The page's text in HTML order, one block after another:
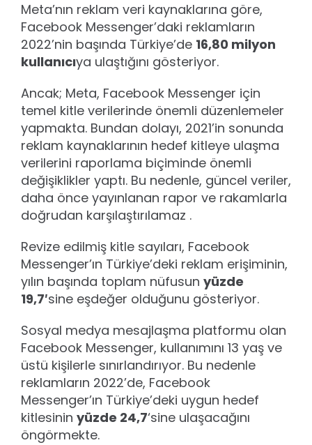
Meta’nın reklam veri kaynaklarına göre,
Facebook Messenger’daki reklamların
2022’nin başında Türkiye’de 16,80 milyon
kullanıcıya ulaştığını gösteriyor.
Ancak; Meta, Facebook Messenger için
temel kitle verilerinde önemli düzenlemeler
yapmakta. Bundan dolayı, 2021’in sonunda
reklam kaynaklarının hedef kitleye ulaşma
verilerini raporlama biçiminde önemli
değişiklikler yaptı. Bu nedenle, güncel veriler,
daha önce yayınlanan rapor ve rakamlarla
doğrudan karşılaştırılamaz .
Revize edilmiş kitle sayıları, Facebook
Messenger’ın Türkiye’deki reklam erişiminin,
yılın başında toplam nüfusun yüzde
19,7′sine eşdeğer olduğunu gösteriyor.
Sosyal medya mesajlaşma platformu olan
Facebook Messenger, kullanımını 13 yaş ve
üstü kişilerle sınırlandırıyor. Bu nedenle
reklamların 2022’de, Facebook
Messenger’ın Türkiye’deki uygun hedef
kitlesinin yüzde 24,7‘sine ulaşacağını
öngörmekte.